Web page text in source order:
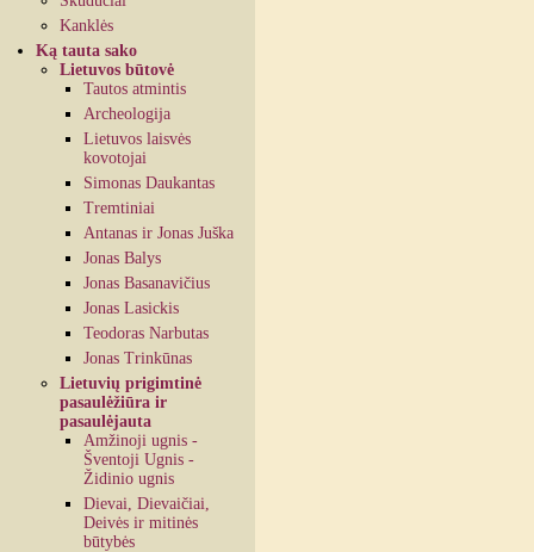
Kanklės
Ką tauta sako
Lietuvos būtovė
Tautos atmintis
Archeologija
Lietuvos laisvės
kovotojai
Simonas Daukantas
Tremtiniai
Antanas ir Jonas Juška
Jonas Balys
Jonas Basanavičius
Jonas Lasickis
Teodoras Narbutas
Jonas Trinkūnas
Lietuvių prigimtinė
pasaulėžiūra ir
pasaulėjauta
Amžinoji ugnis -
Šventoji Ugnis -
Židinio ugnis
Dievai, Dievaičiai,
Deivės ir mitinės
būtybės